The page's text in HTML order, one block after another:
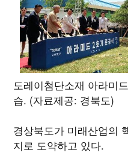
도레이첨단소재 아라미
습. (자료제공: 경북도)
경상북도가 미래산업의
지로 도약하고 있다.